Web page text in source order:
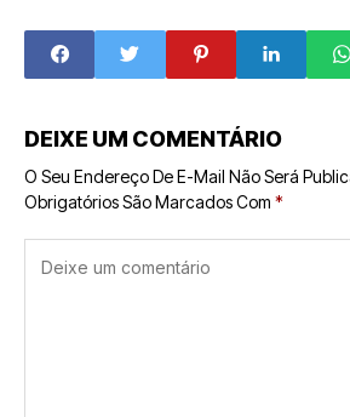
amplo do
franchising.
DEIXE UM COMENTÁRIO
O Seu Endereço De E-Mail Não Será
Obrigatórios São Marcados Com *